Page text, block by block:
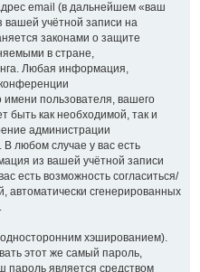
email (в дальнейшем «ваш
учётной записи на
законами о защите
в стране,
Любая информация,
имени пользователя, вашего
быть как необходимой, так и
администрации
любом случае у вас есть
из вашей учётной записи
есть возможность согласиться/
автоматически сгенерированных
хэшированием).
этот же самый пароль,
пароль является средством